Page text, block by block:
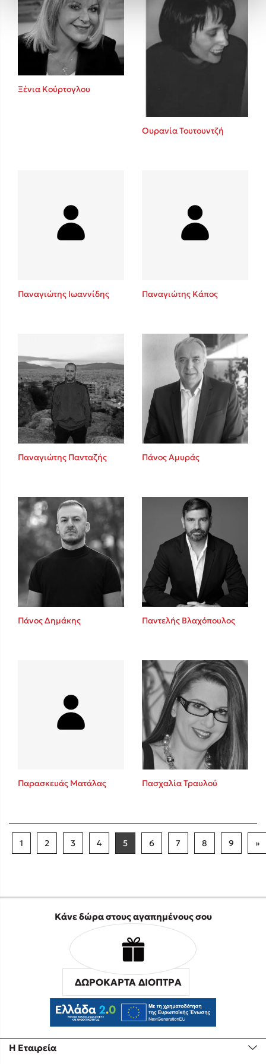
Ξένια Κούρτογλου
Ουρανία Τουτουντζή
Παναγιώτης Ιωαννίδης Παναγιώτης Κάπος
Παναγιώτης Πανταζής Πάνος Αμυράς
Πάνος Δημάκης Παντελής Βλαχόπουλος
Παρασκευάς Ματάλας Πασχαλία Τραυλού
1 2 3 4 5 6 7 8 9 »
Η Εταιρεία
Κάνε δώρα στους αγαπημένους σου
ΔΩΡΟΚΑΡΤΑ ΔΙΟΠΤΡΑ